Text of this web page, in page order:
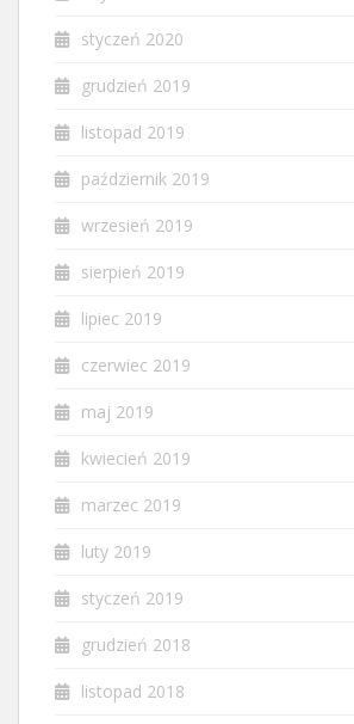
styczeń 2020
grudzień 2019
listopad 2019
październik 2019
wrzesień 2019
sierpień 2019
lipiec 2019
czerwiec 2019
maj 2019
kwiecień 2019
marzec 2019
luty 2019
styczeń 2019
grudzień 2018
listopad 2018